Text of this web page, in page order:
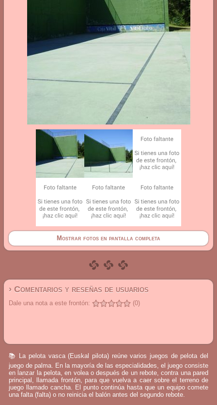
Mostrar fotos en pantalla completa
› Comentarios y reseñas de usuarios
Dale una nota a este frontón: (0)
📚 La pelota vasca (Euskal pilota) reúne varios juegos de pelota del
juego de palma. En la mayoría de las especialidades, el juego consiste
en lanzar la pelota, en volea o después de un rebote, contra una pared
principal, llamada frontón, para que vuelva a caer sobre el terreno de
juego llamado cancha. El punto continúa hasta que un equipo comete
una falta (falta) o no reinicia el balón antes del segundo rebote.